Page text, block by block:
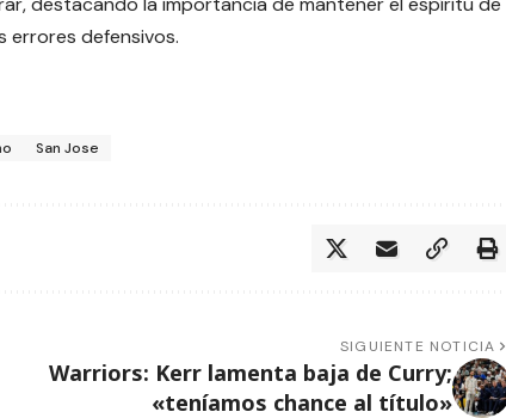
errores defensivos.
San Jose
SIGUIENTE NOTICIA
Warriors: Kerr lamenta baja de Curry;
«teníamos chance al título»